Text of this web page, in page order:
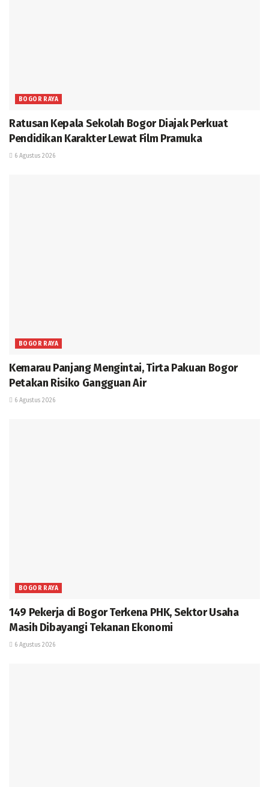
BOGOR RAYA
Ratusan Kepala Sekolah Bogor Diajak Perkuat
Pendidikan Karakter Lewat Film Pramuka
6 Agustus 2026
BOGOR RAYA
Kemarau Panjang Mengintai, Tirta Pakuan Bogor
Petakan Risiko Gangguan Air
6 Agustus 2026
BOGOR RAYA
149 Pekerja di Bogor Terkena PHK, Sektor Usaha
Masih Dibayangi Tekanan Ekonomi
6 Agustus 2026